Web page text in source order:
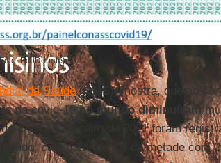
EcoDebate)
da Saúde(OMS ), mostra, que ao
da covid-19no mundo diminuíram
4 a 10 de janeiro de 2021 foram
caiu para menos da metade com